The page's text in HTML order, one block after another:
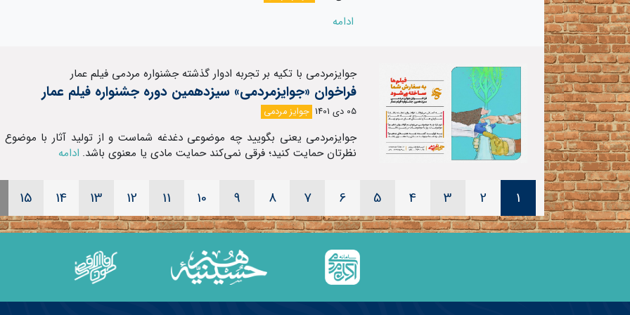
ادامه
جوایزمردمی با تکیه بر تجربه ادوار گذشته جشنواره مردمی فیلم عمار
فراخوان «جوایزمردمی» سیزدهمین دوره جشنواره فیلم عمار
05 دی 1401 جوایز مردمی
جوایزمردمی یعنی بگویید چه موضوعی دغدغه شماست و از تولید آثار با موضوع
نظرتان حمایت کنید؛ فرقی نمی‌کند حمایت مادی یا معنوی باشد. ادامه
1
2
3
4
5
6
7
8
9
10
11
12
13
14
15